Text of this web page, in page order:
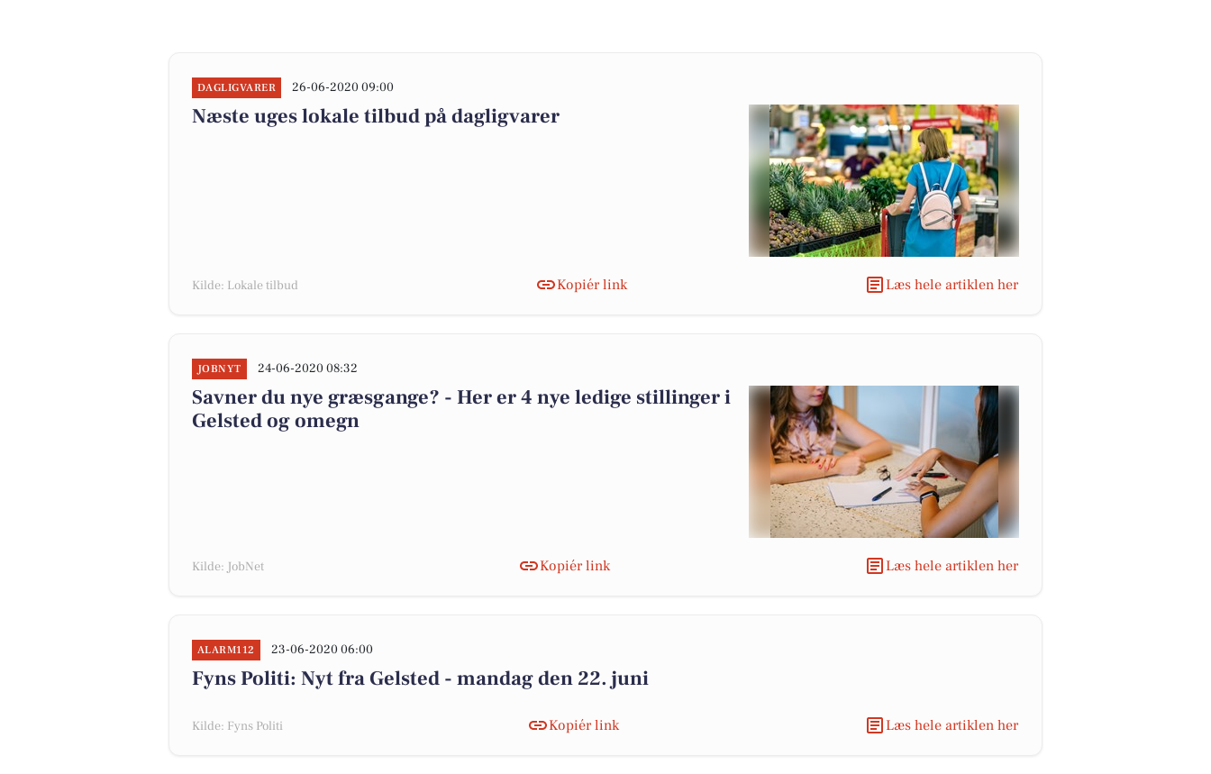
DAGLIGVARER 26-06-2020 09:00
Næste uges lokale tilbud på dagligvarer
Kilde: Lokale tilbud Kopiér link Læs hele artiklen her
JOBNYT 24-06-2020 08:32
Savner du nye græsgange? - Her er 4 nye ledige stillinger i
Gelsted og omegn
Kilde: JobNet Kopiér link Læs hele artiklen her
ALARM112 23-06-2020 06:00
Fyns Politi: Nyt fra Gelsted - mandag den 22. juni
Kilde: Fyns Politi Kopiér link Læs hele artiklen her